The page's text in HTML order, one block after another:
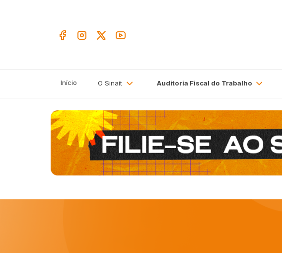
Início O Sinait Auditoria Fiscal do Trabalho